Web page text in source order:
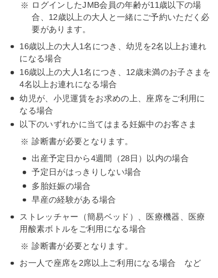
ログインしたJMB会員の年齢が11歳以下の場
合、12歳以上の大人と一緒にご予約いただく必
要があります。
16歳以上の大人1名につき、幼児を2名以上お連れ
になる場合
16歳以上の大人1名につき、12歳未満のお子さまを
4名以上お連れになる場合
幼児が、小児運賃をお求めの上、座席をご利用に
なる場合
以下のいずれかに当てはまる妊娠中のお客さま
診断書が必要となります。
出産予定日から4週間（28日）以内の場合
予定日がはっきりしない場合
多胎妊娠の場合
早産の経験がある場合
ストレッチャー（簡易ベッド）、医療機器、医療
用酸素ボトルをご利用になる場合
診断書が必要となります。
お一人で座席を2席以上ご利用になる場合 など